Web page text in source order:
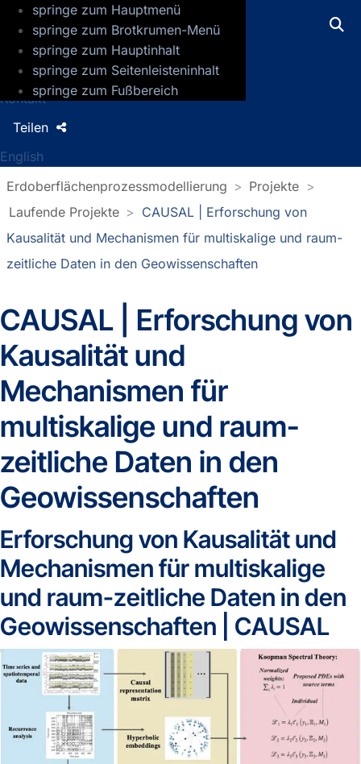
springe zum Hauptmenü
springe zum Brotkrumen-Menü
springe zum Hauptinhalt
springe zum Seitenleisteninhalt
springe zum Fußbereich
GFZ Helmholtz-Zentrum für
Presse
Jobs
Kontakt
English
Teilen
Erdoberflächenprozessmodellierung
Projekte
Laufende Projekte
CAUSAL | Erforschung von
Kausalität und Mechanismen für multiskalige und raum-
zeitliche Daten in den Geowissenschaften
CAUSAL | Erforschung von
Kausalität und
Mechanismen für
multiskalige und raum-
zeitliche Daten in den
Geowissenschaften
Erforschung von Kausalität und
Mechanismen für multiskalige
und raum-zeitliche Daten in den
Geowissenschaften | CAUSAL